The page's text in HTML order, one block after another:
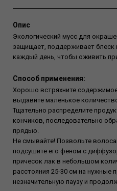
Опис
Экологический мусс для
защищает, поддерживает
каждый день, чтобы оживить
Способ применения:
Хорошо встряхните
выдавите маленькое
Тщательно распределите
кончиков, последовательно
прядью.
Не смывайте! Позвольте
подсушите его феном с
причесок лак в небольшом
расстояния 25-30 см на нужные
незначительную паузу и